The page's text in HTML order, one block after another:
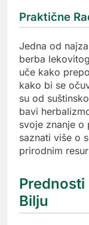
Praktične
Jedna od
berba
uče kako
kako bi se
su od
bavi
svoje znanje
saznati više o
prirodnim
Bilju